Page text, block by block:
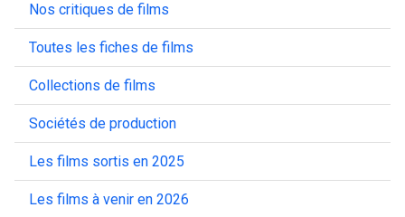
Nos critiques de films
Toutes les fiches de films
Collections de films
Sociétés de production
Les films sortis en 2025
Les films à venir en 2026